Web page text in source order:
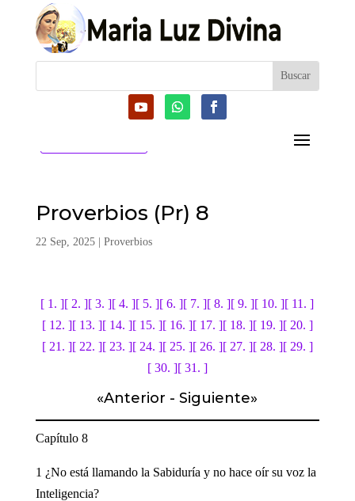
Proverbios (Pr) 8
22 Sep, 2025| Proverbios
[ 1. ][ 2. ][ 3. ][ 4. ][ 5. ][ 6. ][ 7. ][ 8. ][ 9. ][ 10. ][ 11. ]
[ 12. ][ 13. ][ 14. ][ 15. ][ 16. ][ 17. ][ 18. ][ 19. ][ 20. ]
[ 21. ][ 22. ][ 23. ][ 24. ][ 25. ][ 26. ][ 27. ][ 28. ][ 29. ]
[ 30. ][ 31. ]
«Anterior -Siguiente»
Capítulo 8
1 ¿No está llamando la Sabiduría y no hace oír su voz la
Inteligencia?